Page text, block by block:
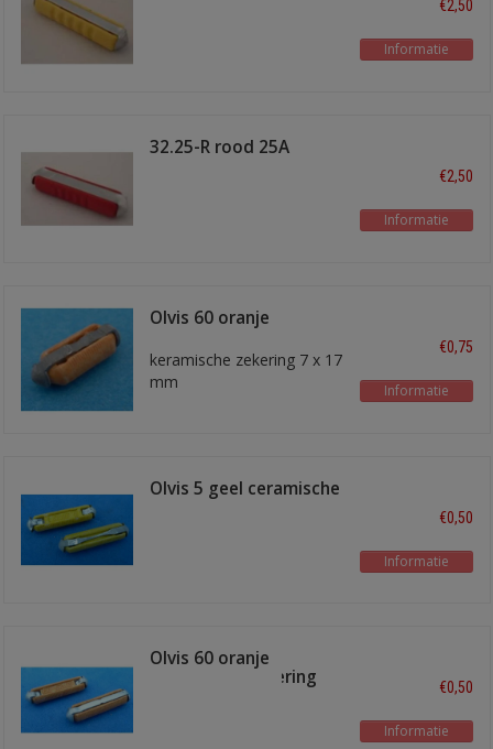
€2,50
Informatie
32.25-R rood 25A
€2,50
Informatie
Olvis 60 oranje
keramische zekering 7 x 17
mm
€0,75
Informatie
Olvis 5 geel ceramische
zekering
€0,50
Informatie
Olvis 60 oranje
ceramische zekering
€0,50
Informatie